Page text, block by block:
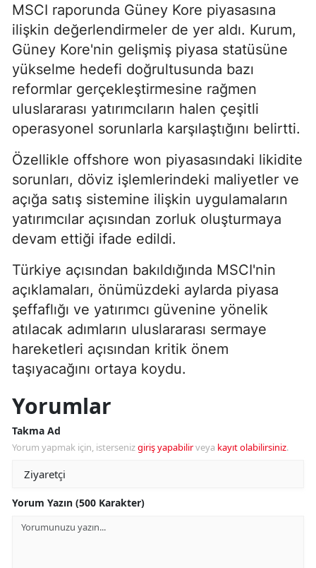
MSCI raporunda Güney Kore piyasasına
ilişkin değerlendirmeler de yer aldı. Kurum,
Güney Kore'nin gelişmiş piyasa statüsüne
yükselme hedefi doğrultusunda bazı
reformlar gerçekleştirmesine rağmen
uluslararası yatırımcıların halen çeşitli
operasyonel sorunlarla karşılaştığını belirtti.
Özellikle offshore won piyasasındaki likidite
sorunları, döviz işlemlerindeki maliyetler ve
açığa satış sistemine ilişkin uygulamaların
yatırımcılar açısından zorluk oluşturmaya
devam ettiği ifade edildi.
Türkiye açısından bakıldığında MSCI'nin
açıklamaları, önümüzdeki aylarda piyasa
şeffaflığı ve yatırımcı güvenine yönelik
atılacak adımların uluslararası sermaye
hareketleri açısından kritik önem
taşıyacağını ortaya koydu.
Yorumlar
Takma Ad
Yorum yapmak için, istersenizgiriş yapabilirveya kayıt olabilirsiniz.
Yorum Yazın (500 Karakter)